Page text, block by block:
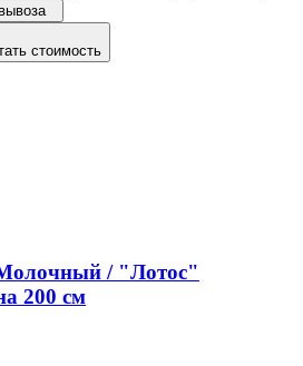
стоимость
/ "Лотос"
200 см